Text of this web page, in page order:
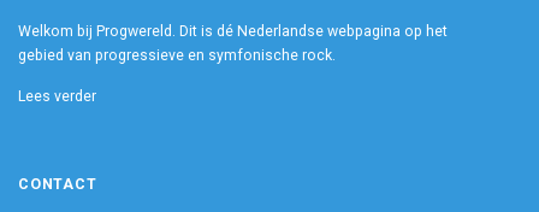
Welkom bij Progwereld. Dit is dé Nederlandse webpagina op het
gebied van progressieve en symfonische rock.
Lees verder
CONTACT